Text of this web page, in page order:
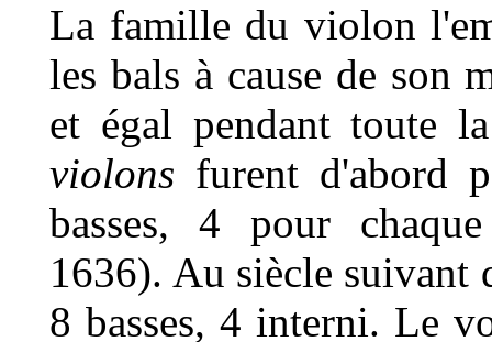
La famille du violon
les bals à cause de son
et égal pendant toute
violons furent d'abord
basses, 4 pour
1636). Au siècle suivant
8 basses, 4 interni. Le